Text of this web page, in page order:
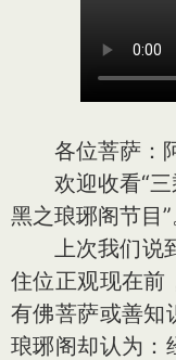
各位菩萨：阿
欢迎收看“三
黑之琅琊阁节目”
上次我们说到
住位正观现在前
有佛菩萨或善知
琅琊阁却认为：